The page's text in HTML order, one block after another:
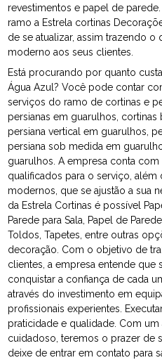
revestimentos e papel de
ramo a Estrela cortinas
de se atualizar, assim trazendo o
moderno aos seus clientes.
Está procurando por quanto
Água Azul? Você pode contar
serviços do ramo de cortinas e
persianas em guarulhos,
persiana vertical em guarulhos,
persiana sob medida em
guarulhos. A empresa conta
qualificados para o serviço,
modernos, que se ajustão a sua
da Estrela Cortinas é possível
Parede para Sala, Papel de
Toldos, Tapetes, entre outras
decoração. Com o objetivo de
clientes, a empresa entende que
conquistar a confiança de cada
através do investimento em
profissionais experientes.
praticidade e qualidade. Com
cuidadoso, teremos o prazer de
deixe de entrar em contato para